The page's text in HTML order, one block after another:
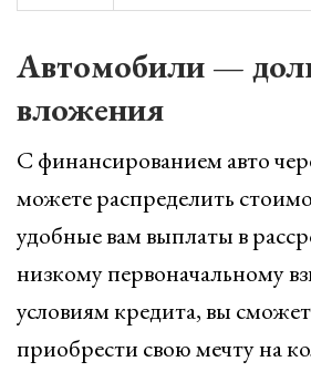
Автомобили —
вложения
С финансированием авто
можете распределить
удобные вам выплаты в
низкому первоначальному
условиям кредита, вы
приобрести свою мечту на